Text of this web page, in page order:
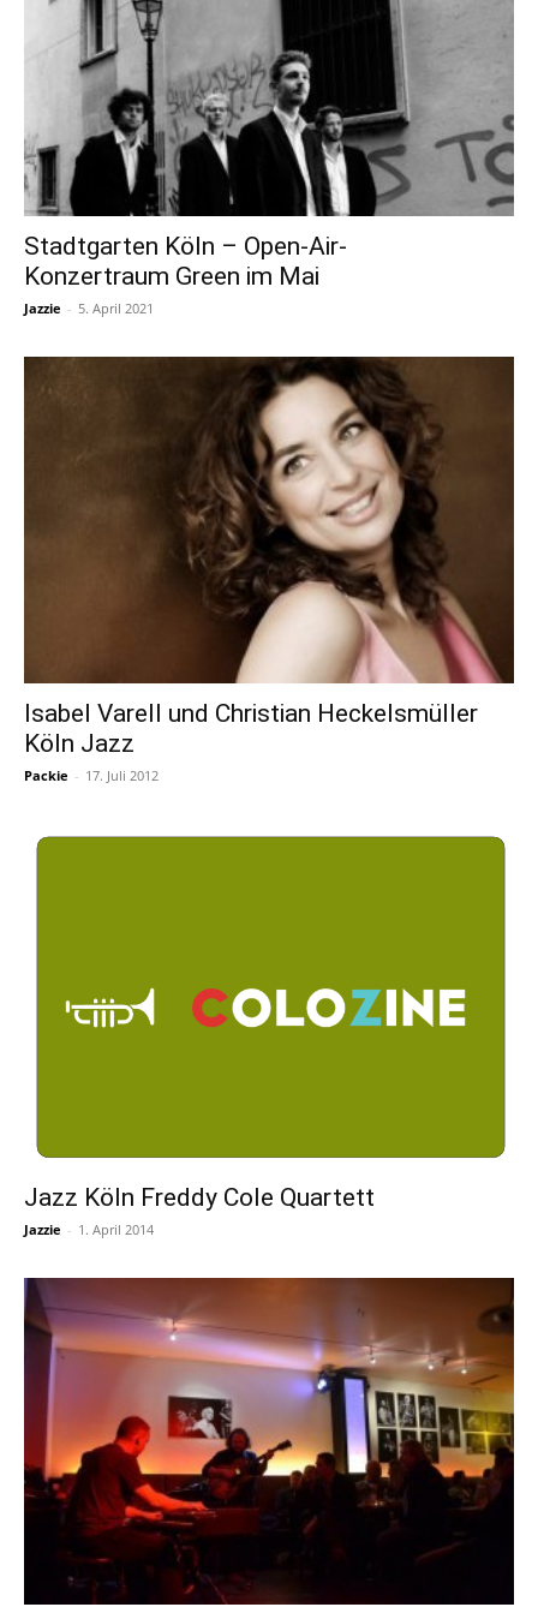
Stadtgarten Köln – Open-Air-
Konzertraum Green im Mai
Jazzie - 5. April 2021
Isabel Varell und Christian Heckelsmüller
Köln Jazz
Packie - 17. Juli 2012
Jazz Köln Freddy Cole Quartett
Jazzie - 1. April 2014